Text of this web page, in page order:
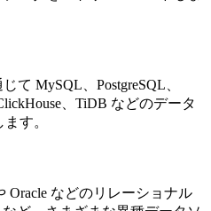
て MySQL、PostgreSQL、
、TiDB などのデータ
す。
Oracle などのリレーショナル